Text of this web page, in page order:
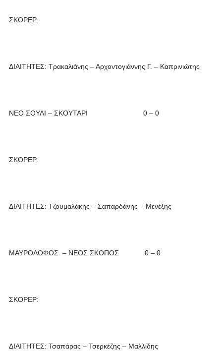
ΣΚΟΡΕΡ:
ΔΙΑΙΤΗΤΕΣ: Τρακαλιάνης – Αρχοντογιάννης Γ. – Καπρινιώτης
ΝΕΟ ΣΟΥΛΙ – ΣΚΟΥΤΑΡΙ 0 – 0
ΣΚΟΡΕΡ:
ΔΙΑΙΤΗΤΕΣ: Τζουμαλάκης – Σαπαρδάνης – Μενέξης
ΜΑΥΡΟΛΟΦΟΣ – ΝΕΟΣ ΣΚΟΠΟΣ 0 – 0
ΣΚΟΡΕΡ:
ΔΙΑΙΤΗΤΕΣ: Τσαπάρας – Τσερκέζης – Μαλλίδης